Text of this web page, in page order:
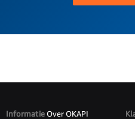
Informatie Over OKAPI